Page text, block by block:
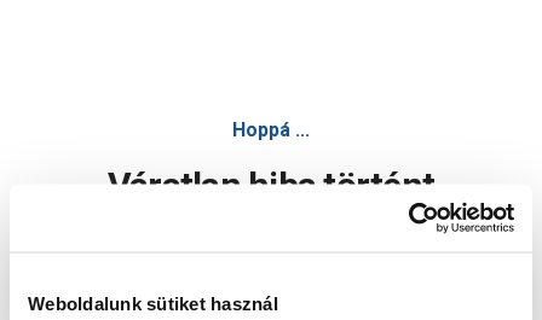
Weboldalunk sütiket használ
Hoppá ...
Váratlan hiba történt